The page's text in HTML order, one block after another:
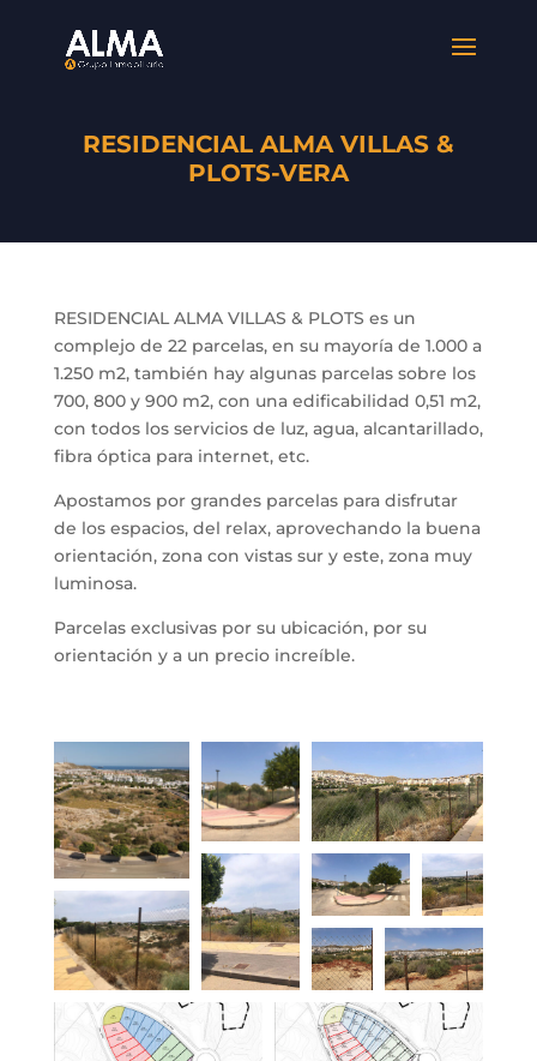
RESIDENCIAL ALMA VILLAS &
PLOTS-VERA
RESIDENCIAL ALMA VILLAS & PLOTS es un
complejo de 22 parcelas, en su mayoría de 1.000 a
1.250 m2, también hay algunas parcelas sobre los
700, 800 y 900 m2, con una edificabilidad 0,51 m2,
con todos los servicios de luz, agua, alcantarillado,
fibra óptica para internet, etc.
Apostamos por grandes parcelas para disfrutar
de los espacios, del relax, aprovechando la buena
orientación, zona con vistas sur y este, zona muy
luminosa.
Parcelas exclusivas por su ubicación, por su
orientación y a un precio increíble.